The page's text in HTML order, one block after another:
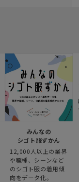
みんなの
シゴト服ずかん
12,000人以上の業界
や職種、シーンなど
のシゴト服の着用傾
向をデータ化。